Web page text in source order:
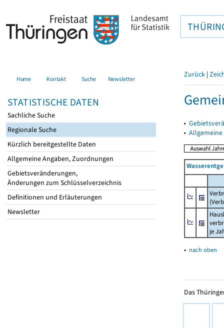
Home Kontakt Suche Newsletter
STATISTISCHE DATEN
Sachliche Suche
Regionale Suche
Kürzlich bereitgestellte Daten
Allgemeine Angaben, Zuordnungen
Gebietsveränderungen,
Änderungen zum Schlüsselverzeichnis
Definitionen und Erläuterungen
Newsletter
Zurück |
▸
▸
je
▴ nach oben
Das